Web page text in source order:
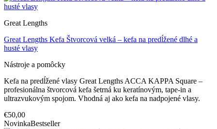
Great Lengths
Great Lengths Kefa Štvorcová velká – kefa na predĺžené dlhé a
husté vlasy
Nástroje a pomôcky
Kefa na predĺžené vlasy Great Lengths ACCA KAPPA Square –
profesionálna štvorcová kefa šetrná ku keratínovým, tape-in a
ultrazvukovým spojom. Vhodná aj ako kefa na nadpojené vlasy.
€50,00
NovinkaBestseller